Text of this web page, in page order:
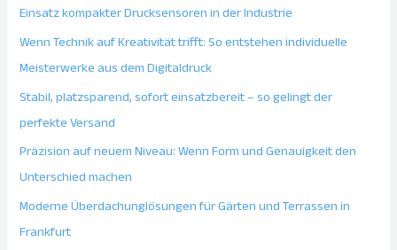
Einsatz kompakter Drucksensoren in der Industrie
Wenn Technik auf Kreativität trifft: So entstehen individuelle
Meisterwerke aus dem Digitaldruck
Stabil, platzsparend, sofort einsatzbereit – so gelingt der
perfekte Versand
Präzision auf neuem Niveau: Wenn Form und Genauigkeit den
Unterschied machen
Moderne Überdachunglösungen für Gärten und Terrassen in
Frankfurt